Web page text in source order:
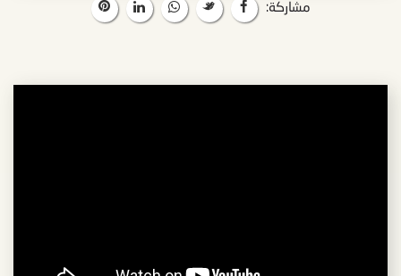
مشاركة: